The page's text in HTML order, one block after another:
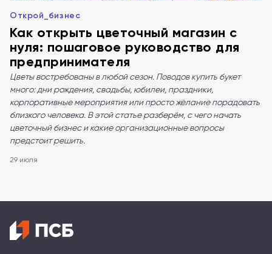
Открой_бизнес
Как открыть цветочный магазин с
нуля: пошаговое руководство для
предпринимателя
Цветы востребованы в любой сезон. Поводов купить букет
много: дни рождения, свадьбы, юбилеи, праздники,
корпоративные мероприятия или просто желание порадовать
близкого человека. В этой статье разберём, с чего начать
цветочный бизнес и какие организационные вопросы
предстоит решить.
29 июля